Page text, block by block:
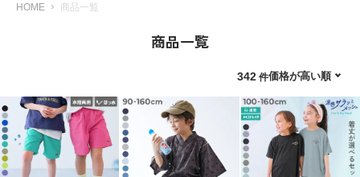
テ
ゴ
リ
か
HOME 商品一覧
商品一覧
価格が高い順
342